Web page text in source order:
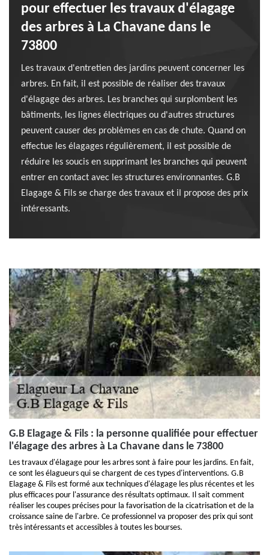
pour effectuer les travaux d'élagage
des arbres à La Chavane dans le
73800
Les travaux d'entretien des jardins peuvent concerner les
arbres. En fait, il est possible de réaliser des travaux
d'élagage des arbres. Les branches qui surplombent les
bâtiments, les lignes électriques ou d'autres structures
peuvent causer des problèmes en cas de chute. Quand on
effectue les élagages régulièrement, il est possible de
réduire les soucis en supprimant les branches qui peuvent
entrer en contact avec les structures environnantes. G.B
Elagage & Fils se charge des travaux et il propose des prix
intéressants.
G.B Elagage & Fils : la personne qualifiée pour effectuer
l'élagage des arbres à La Chavane dans le 73800
Les travaux d'élagage pour les arbres sont à faire pour les jardins. En fait,
ce sont les élagueurs qui se chargent de ces types d'interventions. G.B
Elagage & Fils est formé aux techniques d'élagage les plus récentes et les
plus efficaces pour l'assurance des résultats optimaux. Il sait comment
réaliser les coupes précises pour la favorisation de la cicatrisation et de la
croissance saine de l'arbre. Ce professionnel va proposer des prix qui sont
très intéressants et accessibles à toutes les bourses.